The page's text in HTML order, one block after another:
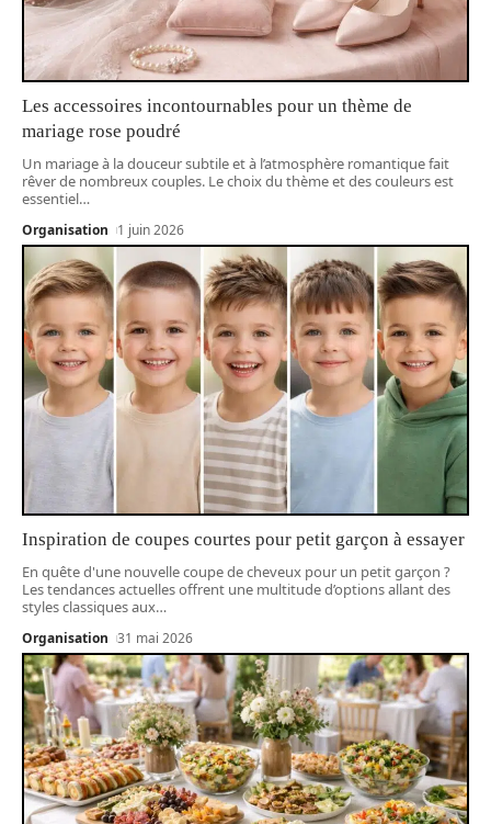
Les accessoires incontournables pour un thème de
mariage rose poudré
Un mariage à la douceur subtile et à l’atmosphère romantique fait
rêver de nombreux couples. Le choix du thème et des couleurs est
essentiel…
Organisation 1 juin 2026
Inspiration de coupes courtes pour petit garçon à essayer
En quête d'une nouvelle coupe de cheveux pour un petit garçon ?
Les tendances actuelles offrent une multitude d’options allant des
styles classiques aux…
Organisation 31 mai 2026